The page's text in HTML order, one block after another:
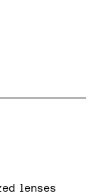
lenses